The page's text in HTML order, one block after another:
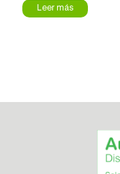
Leer más